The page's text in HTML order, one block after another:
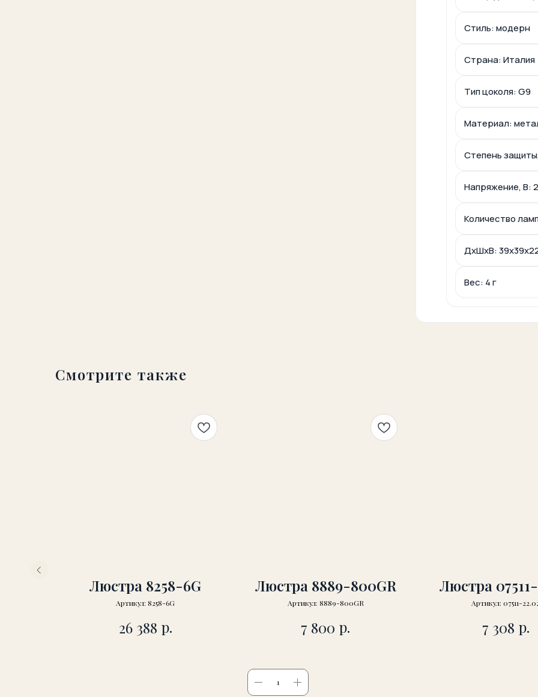
Стиль: модерн
Страна: Италия
Тип цоколя: G9
Материал:
Степень
Напряжение, В:
Количество
ДxШxВ:
Вес: 4 г
Смотрите также
Люстра 8258-6G
Артикул: 8258-6G
26 388 р.
Люстра 8889-800GR
Артикул: 8889-800GR
7 800 р.
Люстра
Артикул: 07511-
7 308 р.